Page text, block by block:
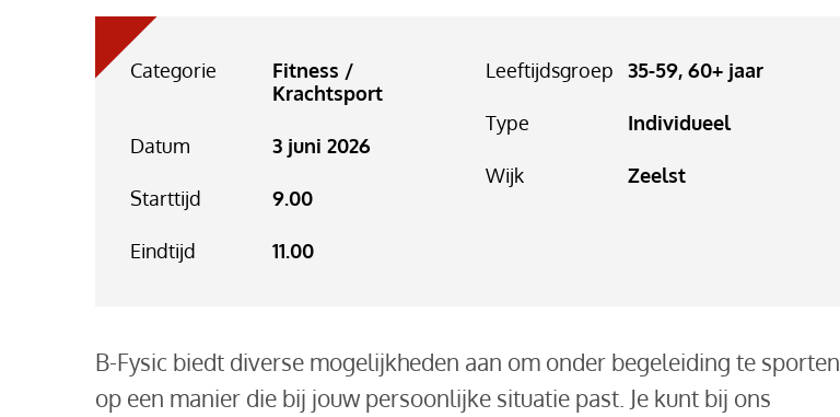
Categorie
Fitness /
Krachtsport
Datum 3 juni 2026
Starttijd 9.00
Eindtijd 11.00
Leeftijdsgroep 35-59, 60+ jaar
Type Individueel
Wijk Zeelst
B-Fysic biedt diverse mogelijkheden aan om onder begeleiding te sporten
op een manier die bij jouw persoonlijke situatie past. Je kunt bij ons